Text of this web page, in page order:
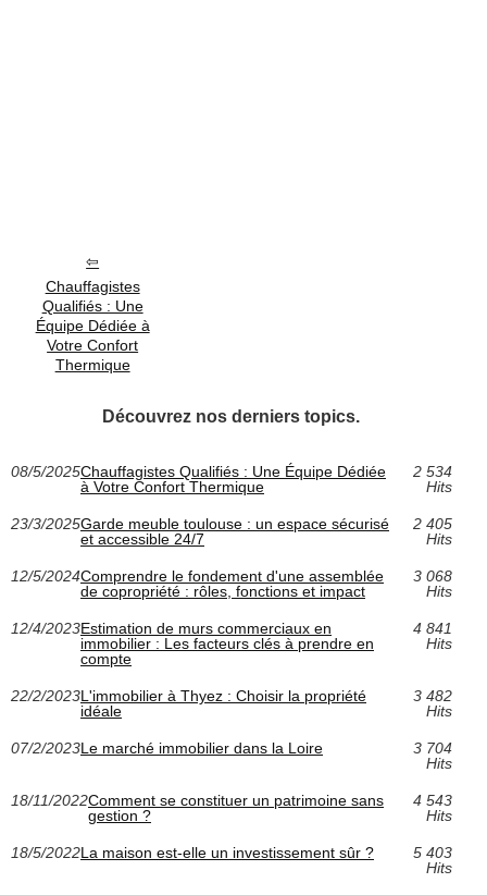
Chauffagistes
Qualifiés : Une
Équipe Dédiée à
Votre Confort
Thermique
Découvrez nos derniers topics.
08/5/2025Chauffagistes Qualifiés : Une Équipe Dédiée
à Votre Confort Thermique
2 534
Hits
23/3/2025Garde meuble toulouse : un espace sécurisé
et accessible 24/7
2 405
Hits
12/5/2024Comprendre le fondement d'une assemblée
de copropriété : rôles, fonctions et impact
3 068
Hits
12/4/2023Estimation de murs commerciaux en
immobilier : Les facteurs clés à prendre en
compte
4 841
Hits
22/2/2023L'immobilier à Thyez : Choisir la propriété
idéale
3 482
Hits
07/2/2023Le marché immobilier dans la Loire
3 704
Hits
18/11/2022Comment se constituer un patrimoine sans
gestion ?
4 543
Hits
18/5/2022La maison est-elle un investissement sûr ?
5 403
Hits